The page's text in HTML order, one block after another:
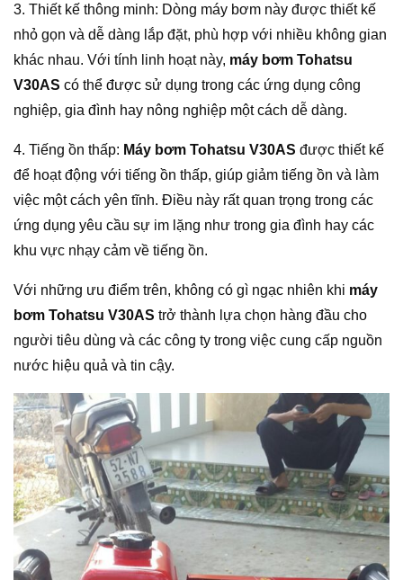
3. Thiết kế thông minh: Dòng máy bơm này được thiết kế
nhỏ gọn và dễ dàng lắp đặt, phù hợp với nhiều không gian
khác nhau. Với tính linh hoạt này, máy bơm Tohatsu
V30AS có thể được sử dụng trong các ứng dụng công
nghiệp, gia đình hay nông nghiệp một cách dễ dàng.
4. Tiếng ồn thấp: Máy bơm Tohatsu V30AS được thiết kế
để hoạt động với tiếng ồn thấp, giúp giảm tiếng ồn và làm
việc một cách yên tĩnh. Điều này rất quan trọng trong các
ứng dụng yêu cầu sự im lặng như trong gia đình hay các
khu vực nhạy cảm về tiếng ồn.
Với những ưu điểm trên, không có gì ngạc nhiên khi máy
bơm Tohatsu V30AS trở thành lựa chọn hàng đầu cho
người tiêu dùng và các công ty trong việc cung cấp nguồn
nước hiệu quả và tin cậy.